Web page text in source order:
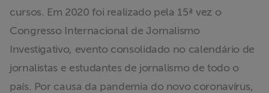
cursos. Em 2020 foi realizado pela 15ª vez o
Congresso Internacional de Jornalismo
Investigativo, evento consolidado no calendário de
jornalistas e estudantes de jornalismo de todo o
país. Por causa da pandemia do novo coronavírus,